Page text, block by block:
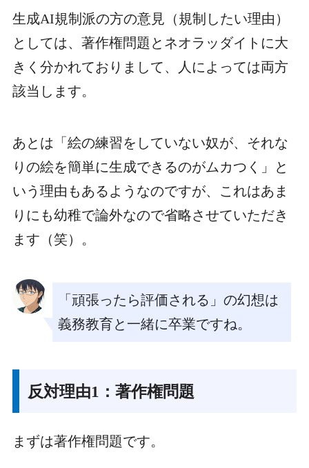
生成AI規制派の方の意見（規制したい理由）
としては、著作権問題とネオラッダイトに大
きく分かれておりまして、人によっては両方
該当します。
あとは「絵の練習をしていない奴が、それな
りの絵を簡単に生成できるのがムカつく」と
いう理由もあるようなのですが、これはあま
りにも幼稚で論外なので省略させていただき
ます（笑）。
「頑張ったら評価される」の幻想は
義務教育と一緒に卒業ですね。
反対理由1：著作権問題
まずは著作権問題です。